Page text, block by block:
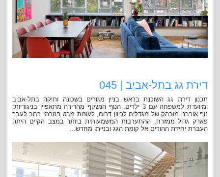
דירת גג בתל-אביב | 045
תכנון דירת גג השוכנת בראש בניין מגורים בשכונה ותיקה בתל-אביב
ומיועדת למשפחה עם 3 ילדים. הנוף הנשקף מהדירה מתאפיין בניגודיות:
נוף אורבני מובהק של מגדלים לכיוון דרום, לעומת מבט פנורמי רחב לעבר
פארק גדול ממזרח. ההתערבות המשמעותית ביותר במצב הקיים היתה
העברת יחידת ההורים אל קומת הגג ובנייתו מחדש...